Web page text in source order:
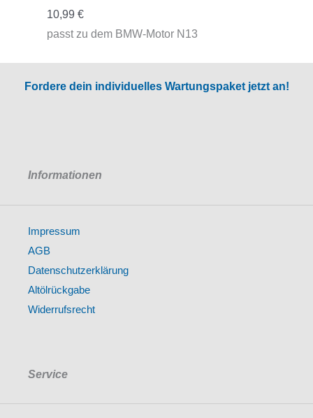
10,99 €
passt zu dem BMW-Motor N13
Fordere dein individuelles Wartungspaket jetzt an!
Informationen
Impressum
AGB
Datenschutzerklärung
Altölrückgabe
Widerrufsrecht
Service